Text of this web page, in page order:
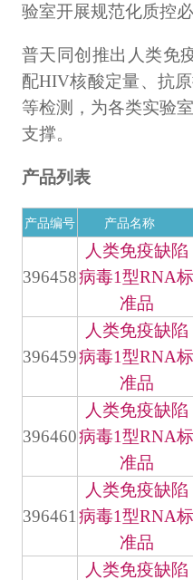
验室开展规范化质控必
普天同创推出人类免
配HIV核酸定量、抗
等检测，为各类实验
支撑。
产品列表
产品编号 产品名称
396458
人类免疫缺陷
病毒1型RNA标
准品
396459
人类免疫缺陷
病毒1型RNA标
准品
396460
人类免疫缺陷
病毒1型RNA标
准品
396461
人类免疫缺陷
病毒1型RNA标
准品
人类免疫缺陷
定制标物
定制仪器
计量课堂
知识交流
公司主页
会员中心
联系我们
返回主页